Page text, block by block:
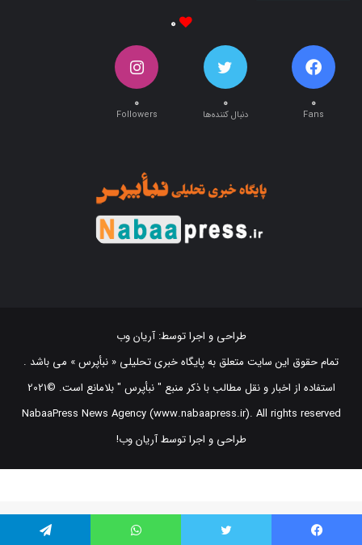
۰
۰
Fans
۰
دنبال کننده‌ها
۰
Followers
طراحی و اجرا توسط:آریان وب
تمام حقوق این سایت متعلق به پایگاه خبری تحلیلی « نبأپرس » می باشد .
استفاده از اخبار و نقل مطالب با ذکر منبع "‌ نبأپرس " بلامانع است. ©2021
NabaaPress News Agency (www.nabaapress.ir). All rights reserved
طراحی و اجرا توسط آریان وب!